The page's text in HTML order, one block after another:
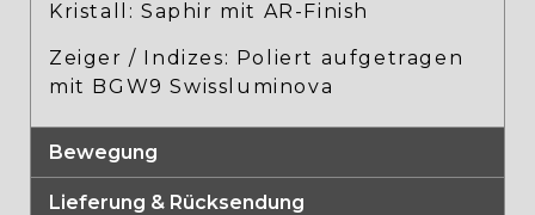
Kristall: Saphir mit AR-Finish
Zeiger / Indizes: Poliert aufgetragen
mit BGW9 Swissluminova
Bewegung
Lieferung & Rücksendung